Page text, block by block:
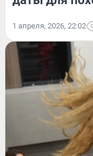
1 апреля, 2026, 22:02